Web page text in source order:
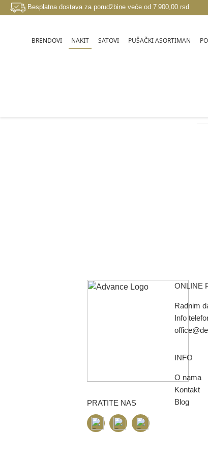
Besplatna dostava za porudžbine veće od 7 900,00 rsd
BRENDOVI NAKIT SATOVI PUŠAČKI ASORTIMAN
PRATITE NAS
ONLINE
Radnim
Info
INFO
O nama
Kontakt
Blog